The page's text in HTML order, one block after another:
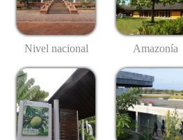
Nivel nacional Amazonía